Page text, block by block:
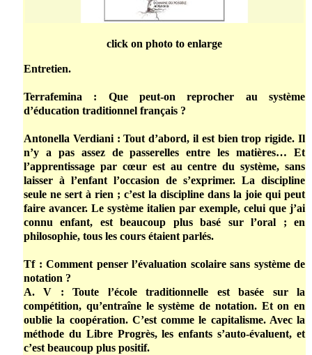
click on photo to enlarge
Entretien.
Terrafemina : Que peut-on reprocher au système
d’éducation traditionnel français ?
Antonella Verdiani : Tout d’abord, il est bien trop rigide. Il
n’y a pas assez de passerelles entre les matières… Et
l’apprentissage par cœur est au centre du système, sans
laisser à l’enfant l’occasion de s’exprimer. La discipline
seule ne sert à rien ; c’est la discipline dans la joie qui peut
faire avancer. Le système italien par exemple, celui que j’ai
connu enfant, est beaucoup plus basé sur l’oral ; en
philosophie, tous les cours étaient parlés.
Tf : Comment penser l’évaluation scolaire sans système de
notation ?
A. V : Toute l’école traditionnelle est basée sur la
compétition, qu’entraîne le système de notation. Et on en
oublie la coopération. C’est comme le capitalisme. Avec la
méthode du Libre Progrès, les enfants s’auto-évaluent, et
c’est beaucoup plus positif.